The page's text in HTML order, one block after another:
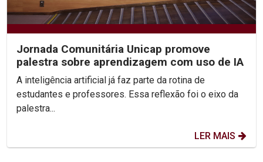
Jornada Comunitária Unicap promove
palestra sobre aprendizagem com uso de IA
A inteligência artificial já faz parte da rotina de
estudantes e professores. Essa reflexão foi o eixo da
palestra...
LER MAIS